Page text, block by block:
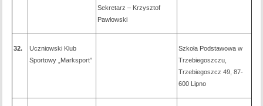
Sekretarz – Krzysztof
Pawłowski
32.
Uczniowski Klub
Sportowy „Marksport”
Szkoła Podstawowa w
Trzebiegoszczu,
Trzebiegoszcz 49, 87-
600 Lipno